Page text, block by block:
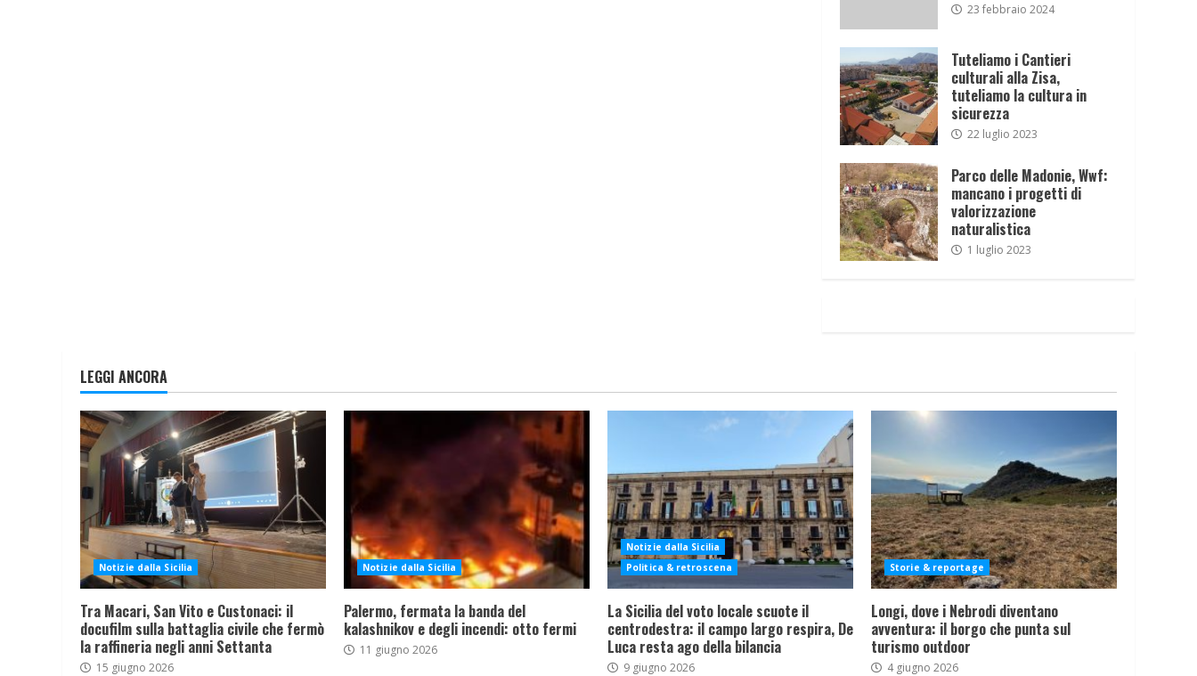
23 febbraio 2024
Tuteliamo i Cantieri
culturali alla Zisa,
tuteliamo la cultura in
sicurezza
22 luglio 2023
Parco delle Madonie, Wwf:
mancano i progetti di
valorizzazione
naturalistica
1 luglio 2023
LEGGI ANCORA
Notizie dalla Sicilia
Tra Macari, San Vito e Custonaci: il
docufilm sulla battaglia civile che fermò
la raffineria negli anni Settanta
15 giugno 2026
Notizie dalla Sicilia
Palermo, fermata la banda del
kalashnikov e degli incendi: otto fermi
11 giugno 2026
Notizie dalla Sicilia
Politica & retroscena
La Sicilia del voto locale scuote il
centrodestra: il campo largo respira, De
Luca resta ago della bilancia
9 giugno 2026
Storie & reportage
Longi, dove i Nebrodi diventano
avventura: il borgo che punta sul
turismo outdoor
4 giugno 2026